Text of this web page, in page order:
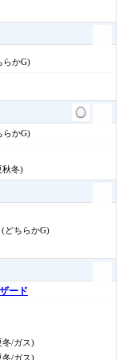
らかG)
らかG)
秋冬)
(どちらかG)
ード
冬/ガス)
冬/ガス)